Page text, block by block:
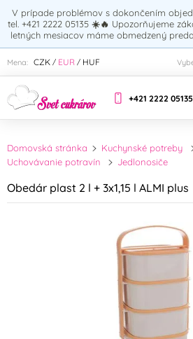
V prípade problémov s dokončením
tel. +421 2222 05135 ☀️🔥 Upozorňujeme
letných mesiacov máme obmedzený
Mena: CZK / EUR / HUF
+421 2222 05135
Zadajte hľadaný výraz:
Domovská stránka
Kuchynské potreby
Uchovávanie potravín
Jedlonosiče
Obedár plast 2 l + 3x1,15 l ALMI plus